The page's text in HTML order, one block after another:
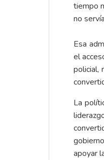
tiempo
no
Esa
el
policial,
La
apoyar